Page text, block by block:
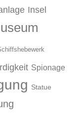
Insel
Spionage
Statue